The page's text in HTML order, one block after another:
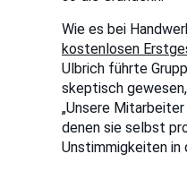
Wie es bei
kostenlosen
Ulbrich führte
skeptisch
„Unsere
denen sie selbst
Unstimmigkeiten in